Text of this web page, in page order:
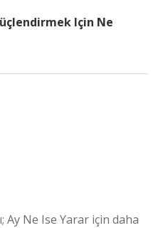
Için Ne
Ay Ne Ise Yarar için daha